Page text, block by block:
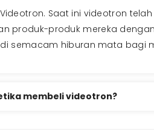
Saat ini videotron
produk-produk mereka
semacam hiburan mata bagi
membeli videotron?